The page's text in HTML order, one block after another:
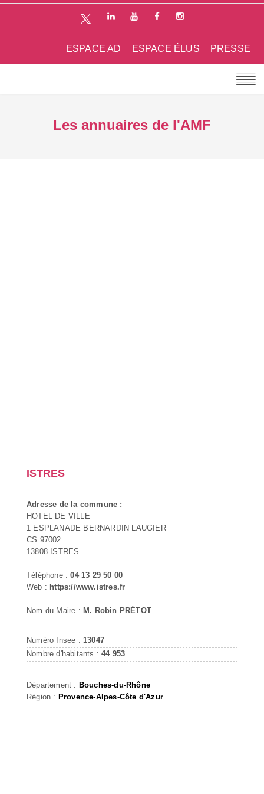
PRESSE
ESPACE ÉLUS
ESPACE AD
Les annuaires de l'AMF
ISTRES
Adresse de la commune :
HOTEL DE VILLE
1 ESPLANADE BERNARDIN LAUGIER
CS 97002
13808 ISTRES
Téléphone :04 13 29 50 00
Web : https://www.istres.fr
Nom du Maire : M. Robin PRÉTOT
Numéro Insee : 13047
Nombre d'habitants :44 953
Département : Bouches-du-Rhône
Région : Provence-Alpes-Côte d'Azur